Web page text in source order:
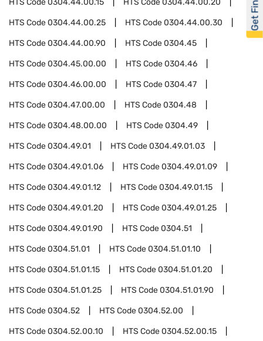
HTS Code0304.44.00.15 HTS Code0304.44.00.20
HTS Code0304.44.00.25 HTS Code0304.44.00.30
HTS Code0304.44.00.90 HTS Code0304.45
HTS Code0304.45.00.00 HTS Code0304.46
HTS Code0304.46.00.00 HTS Code0304.47
HTS Code0304.47.00.00 HTS Code0304.48
HTS Code0304.48.00.00 HTS Code0304.49
HTS Code0304.49.01 HTS Code0304.49.01.03
HTS Code0304.49.01.06 HTS Code0304.49.01.09
HTS Code0304.49.01.12 HTS Code0304.49.01.15
HTS Code0304.49.01.20 HTS Code0304.49.01.25
HTS Code0304.49.01.90 HTS Code0304.51
HTS Code0304.51.01 HTS Code0304.51.01.10
HTS Code0304.51.01.15 HTS Code0304.51.01.20
HTS Code0304.51.01.25 HTS Code0304.51.01.90
HTS Code0304.52 HTS Code0304.52.00
HTS Code0304.52.00.10 HTS Code0304.52.00.15